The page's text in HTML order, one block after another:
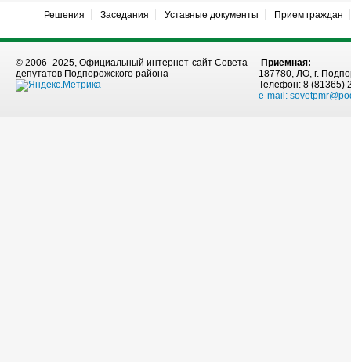
Решения Заседания Уставные документы Прием граждан
© 2006–2025, Официальный интернет-сайт Совета
депутатов Подпорожского района
Приемная:
187780, ЛО, г.
Телефон: 8 (81365)
e-mail: